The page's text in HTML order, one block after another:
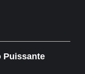
Puissante